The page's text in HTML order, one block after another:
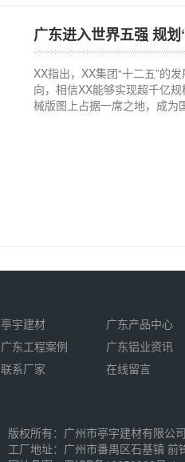
广东进入世界五强 规
XX指出，XX集团“十二五”的
向，相信XX能够实现超千亿
械版图上占据一席之地，成
亭宇建材
广东产品中心
广东工程案例
广东铝业资讯
联系厂家
在线留言
版权所有：广州市亭宇建材有限公司
工厂地址：广州市番禺区石基镇 前